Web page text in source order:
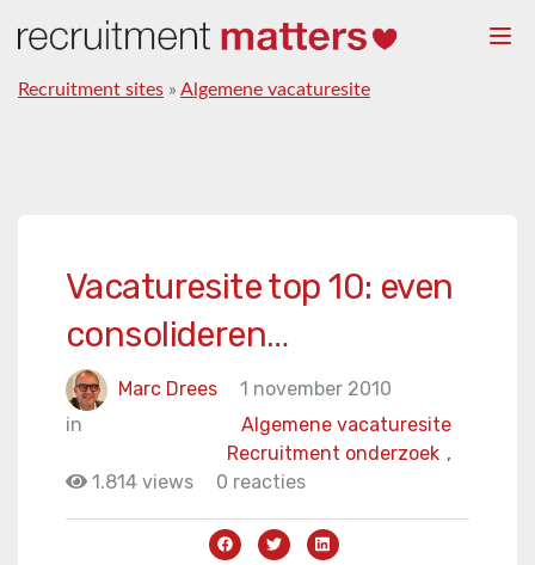
Recruitment sites » Algemene vacaturesite
Vacaturesite top 10: even
consolideren…
Marc Drees
1 november 2010
in
Algemene vacaturesite
Recruitment onderzoek ,
1.814 views
0 reacties